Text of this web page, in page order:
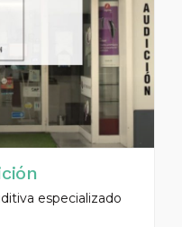
especializado